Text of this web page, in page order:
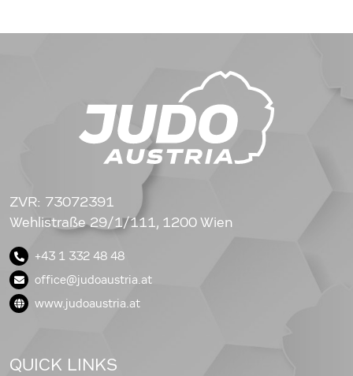
ZVR: 73072391
Wehlistraße 29/1/111, 1200 Wien
+43 1 332 48 48
office@judoaustria.at
www.judoaustria.at
QUICK LINKS